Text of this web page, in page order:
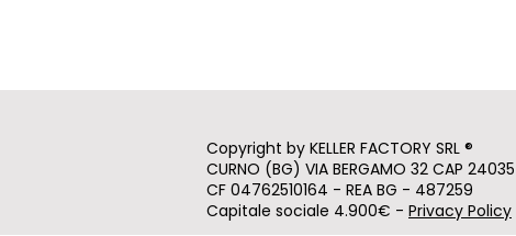
Copyright by KELLER FACTORY SRL ®
CURNO (BG) VIA BERGAMO 32 CAP 24035
CF 04762510164 - REA BG - 487259
Capitale sociale 4.900€ - Privacy Policy